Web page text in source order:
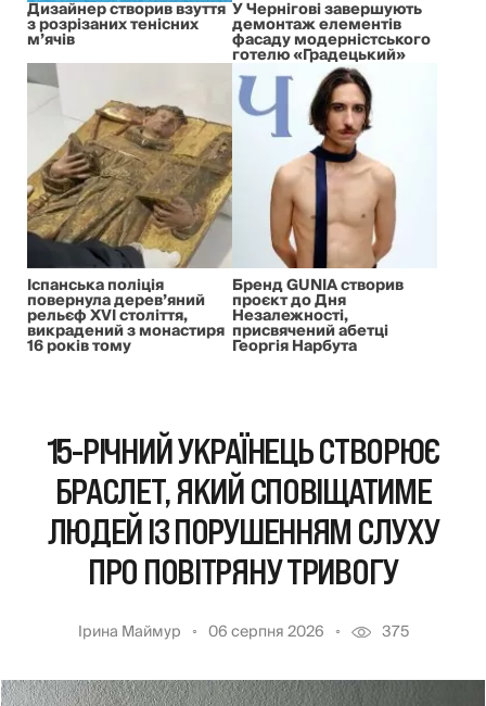
Дизайнер створив взуття
з розрізаних тенісних
м’ячів
У Чернігові завершують
демонтаж елементів
фасаду модерністського
готелю «Градецький»
Іспанська поліція
повернула дерев’яний
рельєф XVI століття,
викрадений з монастиря
16 років тому
Бренд GUNIA створив
проєкт до Дня
Незалежності,
присвячений абетці
Георгія Нарбута
15-РІЧНИЙ УКРАЇНЕЦЬ СТВОРЮЄ
БРАСЛЕТ, ЯКИЙ СПОВІЩАТИМЕ
ЛЮДЕЙ ІЗ ПОРУШЕННЯМ СЛУХУ
ПРО ПОВІТРЯНУ ТРИВОГУ
Ірина Маймур 06 серпня 2026 375